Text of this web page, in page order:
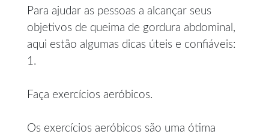
Para ajudar as pessoas a alcançar seus
objetivos de queima de gordura abdominal,
aqui estão algumas dicas úteis e confiáveis:
1.
Faça exercícios aeróbicos.
Os exercícios aeróbicos são uma ótima